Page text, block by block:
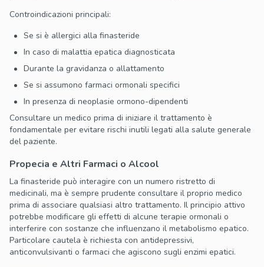
Controindicazioni principali:
Se si è allergici alla finasteride
In caso di malattia epatica diagnosticata
Durante la gravidanza o allattamento
Se si assumono farmaci ormonali specifici
In presenza di neoplasie ormono-dipendenti
Consultare un medico prima di iniziare il trattamento è
fondamentale per evitare rischi inutili legati alla salute generale
del paziente.
Propecia e Altri Farmaci o Alcool
La finasteride può interagire con un numero ristretto di
medicinali, ma è sempre prudente consultare il proprio medico
prima di associare qualsiasi altro trattamento. Il principio attivo
potrebbe modificare gli effetti di alcune terapie ormonali o
interferire con sostanze che influenzano il metabolismo epatico.
Particolare cautela è richiesta con antidepressivi,
anticonvulsivanti o farmaci che agiscono sugli enzimi epatici.